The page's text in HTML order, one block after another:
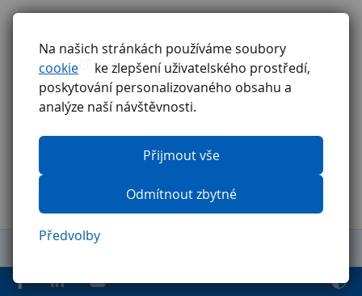
Na našich stránkách používáme soubory
cookie
ke zlepšení uživatelského prostředí,
poskytování personalizovaného obsahu a
analýze naší návštěvnosti.
Přijmout vše
Odmítnout zbytné
Předvolby
Obchodní podmínky